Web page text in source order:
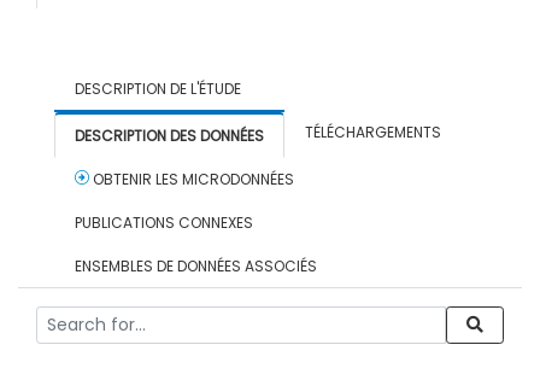
DESCRIPTION DE L'ÉTUDE
DESCRIPTION DES DONNÉES TÉLÉCHARGEMENTS
OBTENIR LES MICRODONNÉES
PUBLICATIONS CONNEXES
ENSEMBLES DE DONNÉES ASSOCIÉS